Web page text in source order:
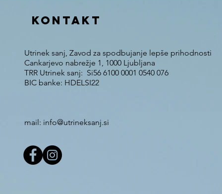
KONTAKT
Utrinek sanj, Zavod za spodbujanje lepše prihodnosti
Cankarjevo nabrežje 1, 1000 Ljubljana
TRR Utrinek sanj: Si56 6100 0001 0540 076
BIC banke: HDELSI22
mail: info@utrineksanj.si